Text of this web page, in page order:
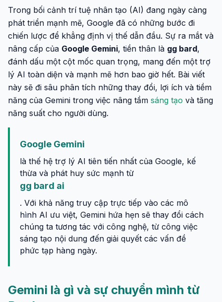
Trong bối cảnh trí tuệ nhân tạo (AI) đang ngày càng
phát triển mạnh mẽ, Google đã có những bước đi
chiến lược để khẳng định vị thế dẫn đầu. Sự ra mắt và
nâng cấp của Google Gemini, tiền thân là gg bard,
đánh dấu một cột mốc quan trọng, mang đến một trợ
lý AI toàn diện và mạnh mẽ hơn bao giờ hết. Bài viết
này sẽ đi sâu phân tích những thay đổi, lợi ích và tiềm
năng của Gemini trong việc nâng tầm sáng tạo và tăng
năng suất cho người dùng.
Google Gemini
là thế hệ trợ lý AI tiên tiến nhất của Google, kế
thừa và phát huy sức mạnh từ
gg bard ai
. Với khả năng truy cập trực tiếp vào các mô
hình AI ưu việt, Gemini hứa hẹn sẽ thay đổi cách
chúng ta tương tác với công nghệ, từ công việc
sáng tạo nội dung đến giải quyết các vấn đề
phức tạp hàng ngày.
Gemini là gì và sự chuyển mình từ